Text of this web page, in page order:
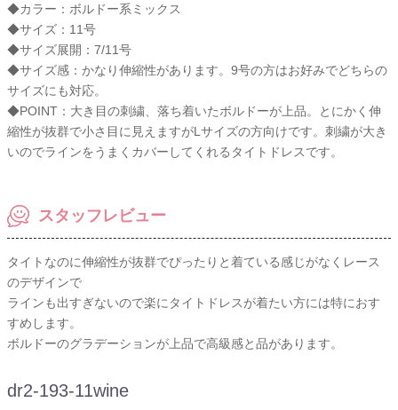
◆カラー：ボルドー系ミックス
◆サイズ：11号
◆サイズ展開：7/11号
◆サイズ感：かなり伸縮性があります。9号の方はお好みでどちらの
サイズにも対応。
◆POINT：大き目の刺繍、落ち着いたボルドーが上品。とにかく伸
縮性が抜群で小さ目に見えますがLサイズの方向けです。刺繍が大き
いのでラインをうまくカバーしてくれるタイトドレスです。
スタッフレビュー
タイトなのに伸縮性が抜群でぴったりと着ている感じがなくレース
のデザインで
ラインも出すぎないので楽にタイトドレスが着たい方には特におす
すめします。
ボルドーのグラデーションが上品で高級感と品があります。
dr2-193-11wine